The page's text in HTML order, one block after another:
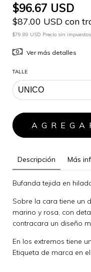
$96.67 USD
$87.00 USD con
$79.89 USD Precio sin
Ver más detalles
TALLE
Descripción Más
Bufanda tejida en
Sobre la cara tiene un
marino y rosa, con
contracara un diseño
En los extremos tiene
Etiqueta de marca en